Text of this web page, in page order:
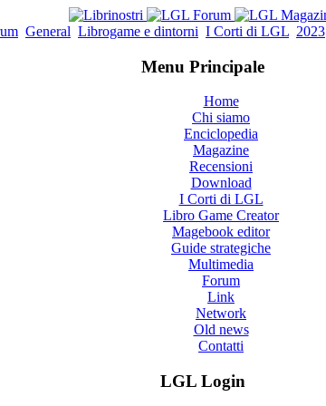
General Librogame e dintorni I Corti di LGL 2023
Menu Principale
Home
Chi siamo
Enciclopedia
Magazine
Recensioni
Download
I Corti di LGL
Libro Game Creator
Magebook editor
Guide strategiche
Multimedia
Forum
Link
Network
Old news
Contatti
LGL Login